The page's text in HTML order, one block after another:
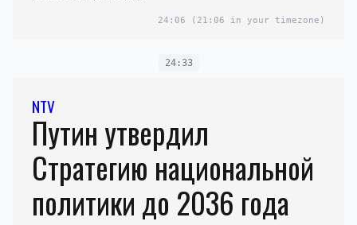
24:06 (21:06 in your timezone)
24:33
NTV
Путин утвердил
Стратегию национальной
политики до 2036 года